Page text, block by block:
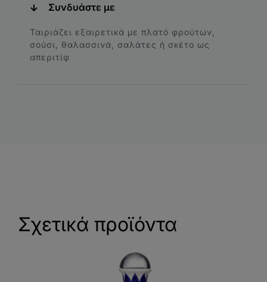
Συνδυάστε με
Ταιριάζει εξαιρετικά με πλατό φρούτων,
σούσι, θαλασσινά, σαλάτες ή σκέτο ως
απεριτίφ
Σχετικά προϊόντα